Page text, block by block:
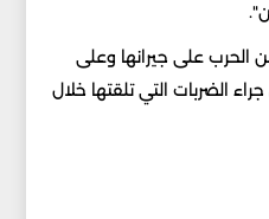
الحرب على جيرانها وعلى
الضربات التي تلقتها خلال